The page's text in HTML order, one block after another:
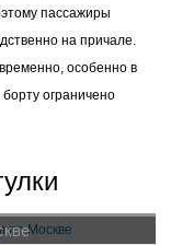
пассажиры
на причале.
особенно в
ограничено